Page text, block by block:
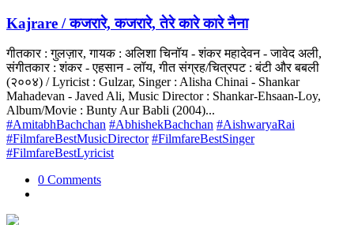
Kajrare / कजरारे, कजरारे, तेरे कारे कारे नैना
गीतकार : गुलज़ार, गायक : अलिशा चिनॉय - शंकर महादेवन - जावेद अली,
संगीतकार : शंकर - एहसान - लॉय, गीत संग्रह/चित्रपट : बंटी और बबली
(२००४) / Lyricist : Gulzar, Singer : Alisha Chinai - Shankar
Mahadevan - Javed Ali, Music Director : Shankar-Ehsaan-Loy,
Album/Movie : Bunty Aur Babli (2004)...
#AmitabhBachchan #AbhishekBachchan #AishwaryaRai
#FilmfareBestMusicDirector #FilmfareBestSinger
#FilmfareBestLyricist
0 Comments